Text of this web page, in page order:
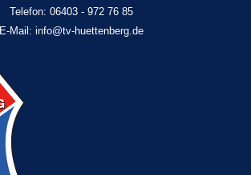
Telefon: 06403 - 972 76 85
E-Mail: info@tv-huettenberg.de